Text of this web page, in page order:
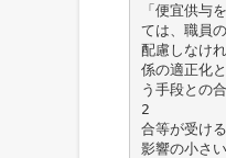
「便宜供与
ては、職員
配慮しなけ
係の適正化
う手段との
2
合等が受け
影響の小さ